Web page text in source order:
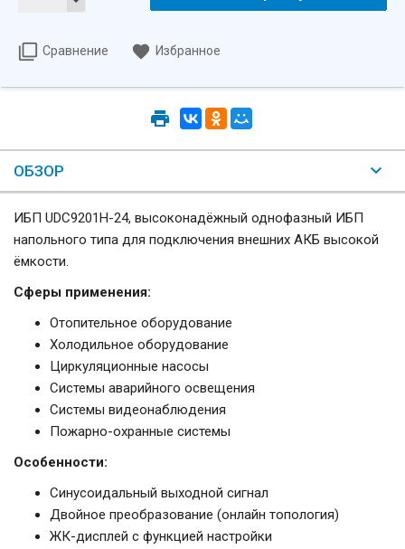
Сравнение Избранное
ОБЗОР
ИБП UDC9201H-24, высоконадёжный однофазный ИБП
напольного типа для подключения внешних АКБ высокой
ёмкости.
Сферы применения:
Отопительное оборудование
Холодильное оборудование
Циркуляционные насосы
Системы аварийного освещения
Системы видеонаблюдения
Пожарно-охранные системы
Особенности:
Синусоидальный выходной сигнал
Двойное преобразование (онлайн топология)
ЖК-дисплей с функцией настройки